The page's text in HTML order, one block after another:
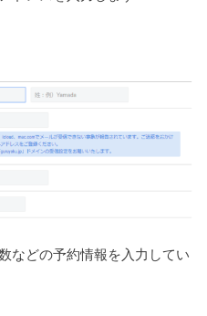
などの予約情報を入力してい